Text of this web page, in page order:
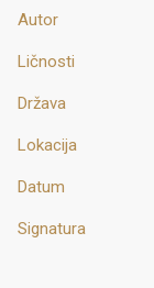
Autor
Ličnosti
Država
Lokacija
Datum
Signatura